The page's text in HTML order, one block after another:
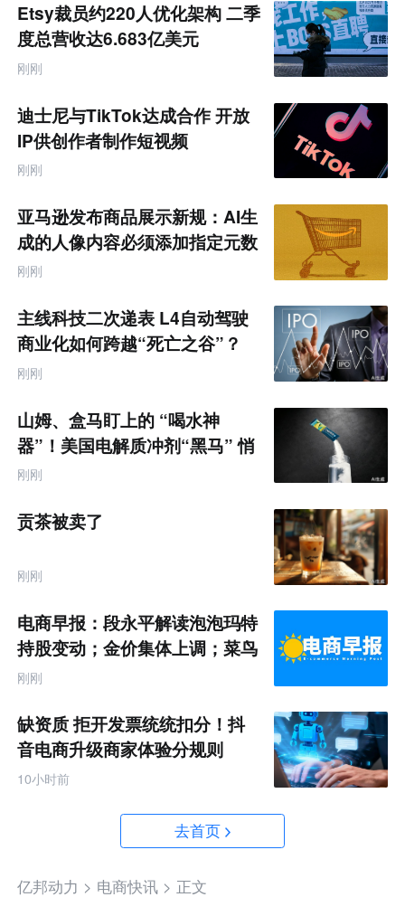
Etsy裁员约220人优化架构 二季
度总营收达6.683亿美元
刚刚
迪士尼与TikTok达成合作 开放
IP供创作者制作短视频
刚刚
亚马逊发布商品展示新规：AI生
成的人像内容必须添加指定元数
据
刚刚
主线科技二次递表 L4自动驾驶
商业化如何跨越“死亡之谷”？
刚刚
山姆、盒马盯上的 “喝水神
器”！美国电解质冲剂“黑马” 悄
悄卖了68亿
刚刚
贡茶被卖了
刚刚
电商早报：段永平解读泡泡玛特
持股变动；金价集体上调；菜鸟
推出全球三日达跨境物流
刚刚
缺资质 拒开发票统统扣分！抖
音电商升级商家体验分规则
10小时前
去首页
亿邦动力 > 电商快讯 > 正文